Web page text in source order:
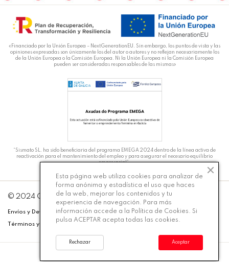
«Financiado por la Unión Europea – NextGenerationEU. Sin embargo, los puntos de vista y las
opiniones expresadas son únicamente los del autor o autores y no reflejan necesariamente los
de la Unión Europea o la Comisión Europea. Ni la Unión Europea ni la Comisión Europea
pueden ser consideradas responsables de las mismas»
“Sismato SL. ha sido beneficiaria del programa EMEGA 2024 dentro de la línea activa de
reactivación para el mantenimiento del empleo y para asegurar el necesario equilibrio
empresarial”.
© 2024 Carmiña Moda - Desarrollado porSilicon
Envíos y Devoluciones Política de Privacidad
Aviso Legal
Términos y Condiciones
Cookies
Esta página web utiliza cookies para analizar de
forma anónima y estadística el uso que haces
de la web, mejorar los contenidos y tu
experiencia de navegación. Para más
información accede a la Política de Cookies. Si
pulsa ACEPTAR acepta todas las cookies.
Aceptar
Rechazar